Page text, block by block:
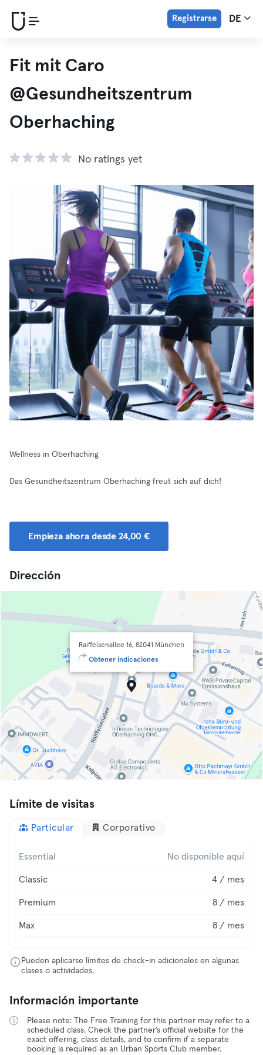
Registrarse DE
Fit mit Caro
@Gesundheitszentrum
Oberhaching
No ratings yet
Wellness in Oberhaching
Das Gesundheitszentrum Oberhaching freut sich auf dich!
Empieza ahora desde 24,00 €
Dirección
Raiffeisenallee 16, 82041 München
Obtener indicaciones
Límite de visitas
Particular Corporativo
Essential No disponible aquí
Classic 4 / mes
Premium 8 / mes
Max 8 / mes
Pueden aplicarse límites de check-in adicionales en algunas
clases o actividades.
Información importante
Please note: The Free Training for this partner may refer to a
scheduled class. Check the partner’s official website for the
exact offering, class details, and to confirm if a separate
booking is required as an Urban Sports Club member.